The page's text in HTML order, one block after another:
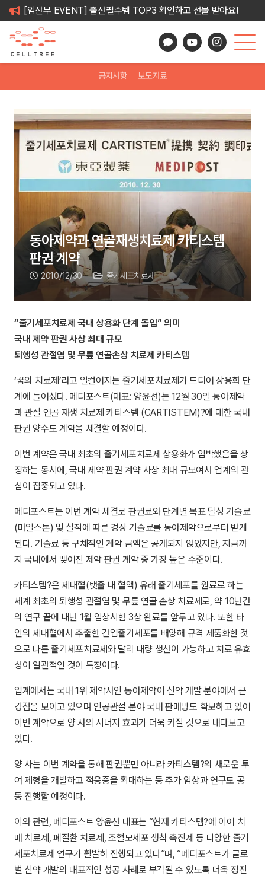
[임산부 EVENT] 출산필수템 TOP3 확인하고 선물 받아요!
공지사항 보도자료
동아제약과 연골재생치료제 카티스템
판권 계약
2010/12/30 줄기세포치료제
“줄기세포치료제 국내 상용화 단계 돌입” 의미
국내 제약 판권 사상 최대 규모
퇴행성 관절염 및 무릎 연골손상 치료제 카티스템
‘꿈의 치료제’라고 일컬어지는 줄기세포치료제가 드디어 상용화 단
계에 들어섰다. 메디포스트(대표: 양윤선)는 12월 30일 동아제약
과 관절 연골 재생 치료제 카티스템 (CARTISTEM)?에 대한 국내
판권 양수도 계약을 체결할 예정이다.
이번 계약은 국내 최초의 줄기세포치료제 상용화가 임박했음을 상
징하는 동시에, 국내 제약 판권 계약 사상 최대 규모여서 업계의 관
심이 집중되고 있다.
메디포스트는 이번 계약 체결로 판권료와 단계별 목표 달성 기술료
(마일스톤) 및 실적에 따른 경상 기술료를 동아제약으로부터 받게
된다. 기술료 등 구체적인 계약 금액은 공개되지 않았지만, 지금까
지 국내에서 맺어진 제약 판권 계약 중 가장 높은 수준이다.
카티스템?은 제대혈(탯줄 내 혈액) 유래 줄기세포를 원료로 하는
세계 최초의 퇴행성 관절염 및 무릎 연골 손상 치료제로, 약 10년간
의 연구 끝에 내년 1월 임상시험 3상 완료를 앞두고 있다. 또한 타
인의 제대혈에서 추출한 간엽줄기세포를 배양해 규격 제품화한 것
으로 다른 줄기세포치료제와 달리 대량 생산이 가능하고 치료 유효
성이 일관적인 것이 특징이다.
업계에서는 국내 1위 제약사인 동아제약이 신약 개발 분야에서 큰
강점을 보이고 있으며 인공관절 분야 국내 판매망도 확보하고 있어
이번 계약으로 양 사의 시너지 효과가 더욱 커질 것으로 내다보고
있다.
양 사는 이번 계약을 통해 판권뿐만 아니라 카티스템?의 새로운 투
여 제형을 개발하고 적응증을 확대하는 등 추가 임상과 연구도 공
동 진행할 예정이다.
이와 관련, 메디포스트 양윤선 대표는 “현재 카티스템?에 이어 치
매 치료제, 폐질환 치료제, 조혈모세포 생착 촉진제 등 다양한 줄기
세포치료제 연구가 활발히 진행되고 있다”며, “메디포스트가 글로
벌 신약 개발의 대표적인 성공 사례로 부각될 수 있도록 더욱 정진